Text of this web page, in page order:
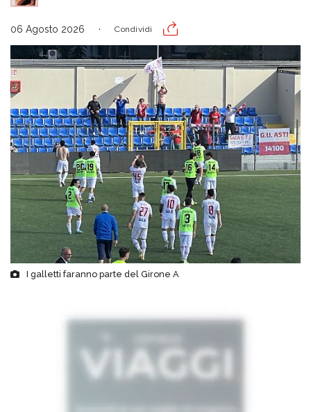
06 Agosto 2026 Condividi
I galletti faranno parte del Girone A